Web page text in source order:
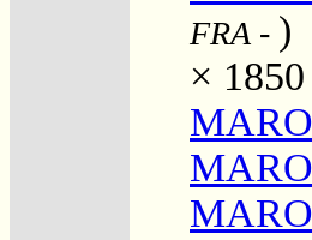
FRA - )
× 1850